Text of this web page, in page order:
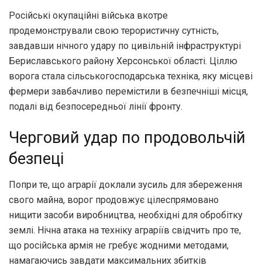
Російські окупаційні війська вкотре
продемонстрували свою терористичну сутність,
завдавши нічного удару по цивільній інфраструктурі
Бериславського району Херсонської області. Ціллю
ворога стала сільськогосподарська техніка, яку місцеві
фермери завбачливо перемістили в безпечніші місця,
подалі від безпосередньої лінії фронту.
Черговий удар по продовольчій
безпеці
Попри те, що аграрії доклали зусиль для збереження
свого майна, ворог продовжує цілеспрямовано
нищити засоби виробництва, необхідні для обробітку
землі. Нічна атака на техніку аграріїв свідчить про те,
що російська армія не гребує жодними методами,
намагаючись завдати максимальних збитків